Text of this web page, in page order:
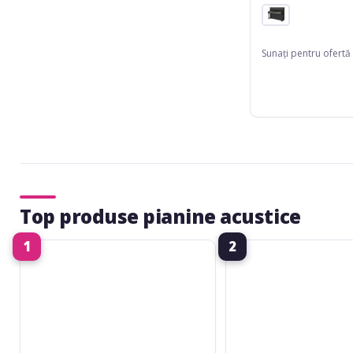
Sunați pentru ofertă
Top produse pianine acustice
1
Yamaha
YUS5
2
Yamaha
YUS3